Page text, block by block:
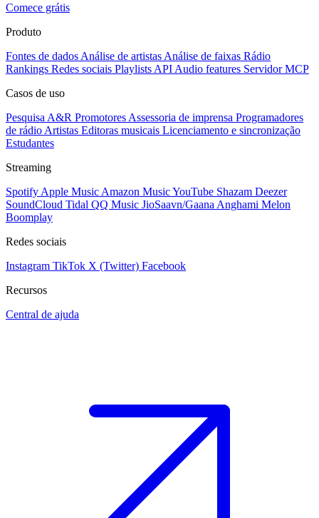
Comece grátis
Produto
Fontes de dados Análise de artistas Análise de faixas Rádio
Rankings Redes sociais Playlists API Audio features Servidor MCP
Casos de uso
Pesquisa A&R Promotores Assessoria de imprensa Programadores
de rádio Artistas Editoras musicais Licenciamento e sincronização
Estudantes
Streaming
Spotify Apple Music Amazon MusicYouTube Shazam Deezer
SoundCloud Tidal QQ Music JioSaavn/Gaana Anghami Melon
Boomplay
Redes sociais
Instagram TikTok X (Twitter) Facebook
Recursos
Central de ajuda